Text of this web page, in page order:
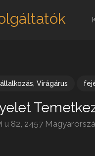
, Virágárus
u 82, 2457